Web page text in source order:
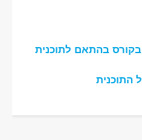
בהתאם לתוכנית
התוכנית